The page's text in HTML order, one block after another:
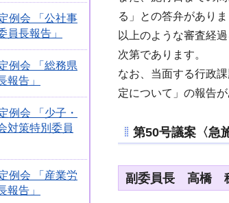
例会 「公社事
員長報告」
例会 「総務県
報告」
例会 「少子・
対策特別委員
例会 「産業労
報告」
る」との答弁がありま
以上のような審査経
次第であります。
なお、当面する行政
定について」の報告
第50号議案〈急
副委員長 高橋